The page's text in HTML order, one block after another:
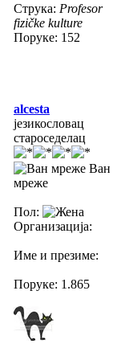
Струка: Profesor
fizičke kulture
Поруке: 152
alcesta
језикословац
староседелац
Ван
мреже
Пол:
Организација:
Име и презиме:
Поруке: 1.865